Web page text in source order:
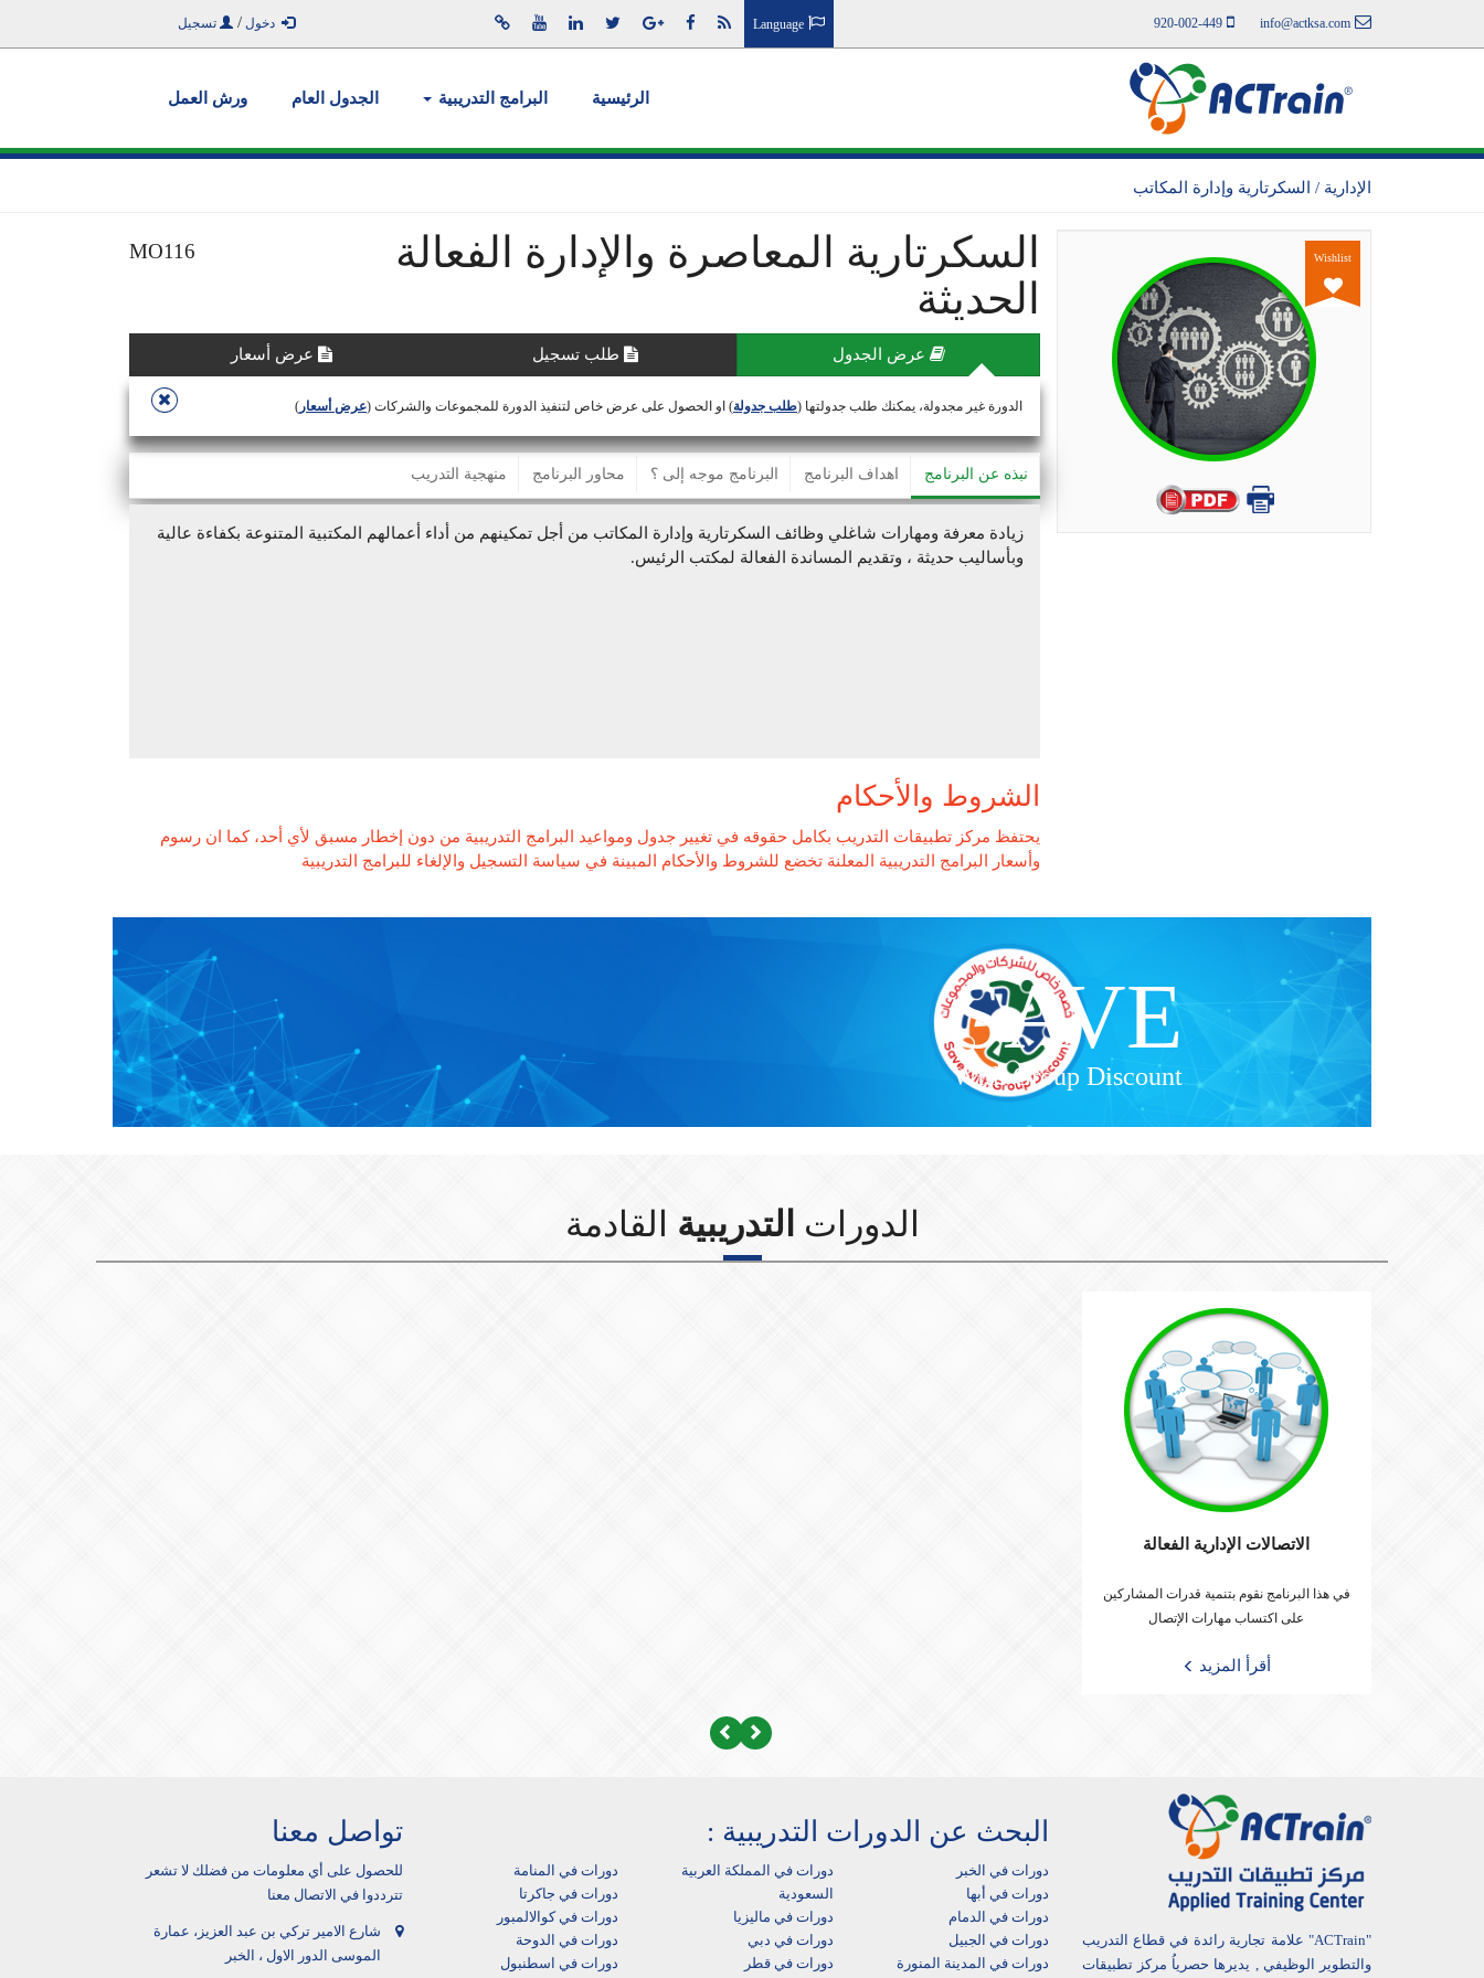
info@actksa.com
920-002-449
Language دخول / تسجيل
الرئيسية البرامج التدريبية الجدول العام ورش العمل
الإدارية / السكرتارية وإدارة المكاتب
Wishlist
السكرتارية المعاصرة والإدارة الفعالة
الحديثة
MO116
عرض الجدول طلب تسجيل عرض أسعار
الدورة غير مجدولة، يمكنك طلب جدولتها (طلب جدولة) او الحصول على عرض خاص لتنفيذ الدورة للمجموعات والشركات (عرض أسعار )
نبذه عن البرنامج اهداف البرنامج البرنامج موجه إلى ؟ محاور البرنامج منهجية التدريب
زيادة معرفة ومهارات شاغلي وظائف السكرتارية وإدارة المكاتب من أجل تمكينهم من أداء أعمالهم المكتبية المتنوعة بكفاءة عالية
وبأساليب حديثة ، وتقديم المساندة الفعالة لمكتب الرئيس.
الشروط والأحكام
يحتفظ مركز تطبيقات التدريب بكامل حقوقه في تغيير جدول ومواعيد البرامج التدريبية من دون إخطار مسبق لأي أحد، كما ان رسوم
وأسعار البرامج التدريبية المعلنة تخضع للشروط والأحكام المبينة في سياسة التسجيل والإلغاء للبرامج التدريبية
SAVE
With Group Discount
الدورات التدريبية القادمة
الاتصالات الإدارية الفعالة
في هذا البرنامج نقوم بتنمية قدرات المشاركين
على اكتساب مهارات الإتصال
أقرأ المزيد
Previous
Next
"ACTrain" علامة تجارية رائدة في قطاع التدريب
والتطوير الوظيفي , يديرها حصرياُ مركز تطبيقات
البحث عن الدورات التدريبية :
دورات في الخبر
دورات في أبها‎
دورات في الدمام‎
دورات في الجبيل
دورات في المدينة المنورة
دورات في المملكة العربية
السعودية
دورات في ماليزيا
دورات في دبي
دورات في قطر
دورات في المنامة
دورات في جاكرتا
دورات في كوالالمبور
دورات في الدوحة
دورات في اسطنبول
تواصل معنا
للحصول على أي معلومات من فضلك لا تشعر
تترددوا في الاتصال معنا
شارع الامير تركي بن عبد العزيز، عمارة
الموسى الدور الاول ، الخبر